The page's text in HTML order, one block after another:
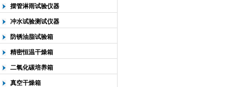
摆管淋雨试验仪器
冲水试验测试仪器
防锈油脂试验箱
精密恒温干燥箱
二氧化碳培养箱
真空干燥箱